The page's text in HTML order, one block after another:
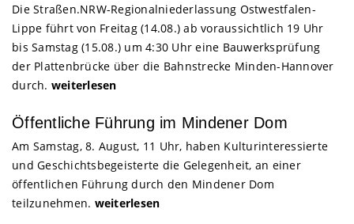
Die Straßen.NRW-Regionalniederlassung Ostwestfalen-
Lippe führt von Freitag (14.08.) ab voraussichtlich 19 Uhr
bis Samstag (15.08.) um 4:30 Uhr eine Bauwerksprüfung
der Plattenbrücke über die Bahnstrecke Minden-Hannover
durch. weiterlesen
Öffentliche Führung im Mindener Dom
Am Samstag, 8. August, 11 Uhr, haben Kulturinteressierte
und Geschichtsbegeisterte die Gelegenheit, an einer
öffentlichen Führung durch den Mindener Dom
teilzunehmen. weiterlesen